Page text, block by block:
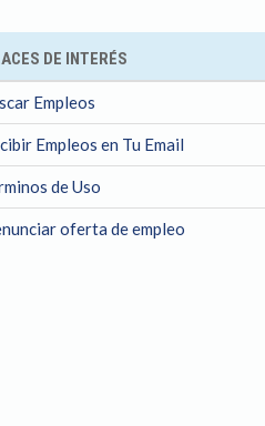
DE INTERÉS
Empleos
Empleos en Tu Email
de Uso
oferta de empleo